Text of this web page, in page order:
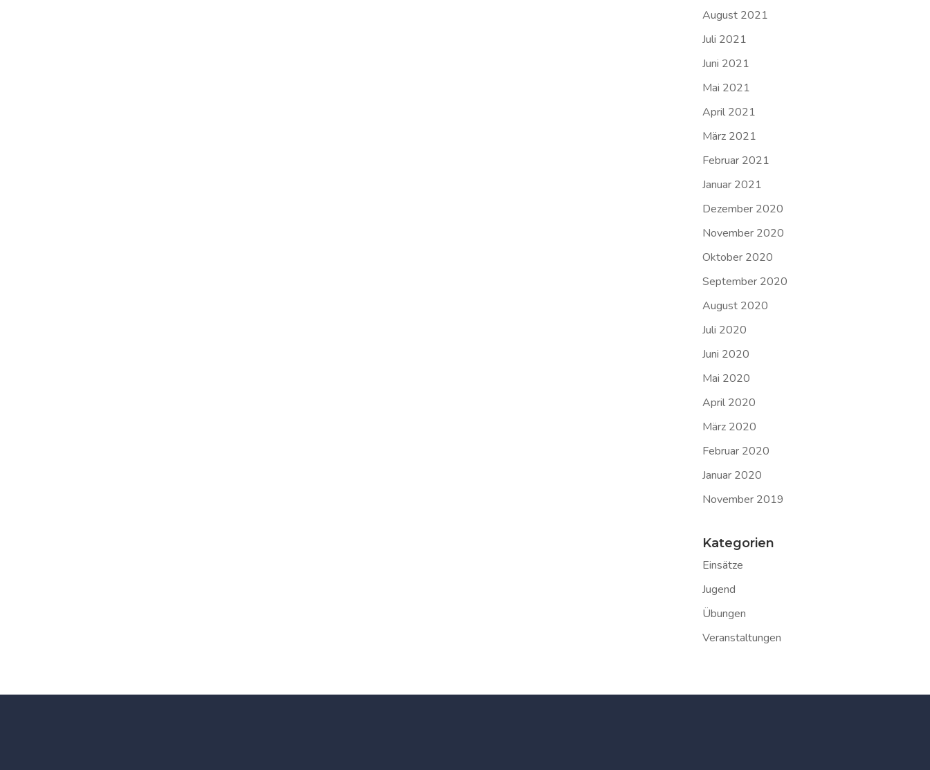
August 2021
Juli 2021
Juni 2021
Mai 2021
April 2021
März 2021
Februar 2021
Januar 2021
Dezember 2020
November 2020
Oktober 2020
September 2020
August 2020
Juli 2020
Juni 2020
Mai 2020
April 2020
März 2020
Februar 2020
Januar 2020
November 2019
Kategorien
Einsätze
Jugend
Übungen
Veranstaltungen